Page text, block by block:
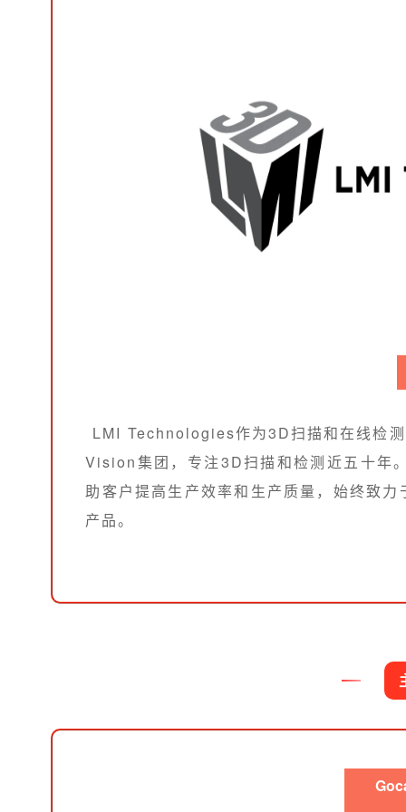
LMI Technologies作为3D扫描和在线检
Vision集团，专注3D扫描和检测近五十年
助客户提高生产效率和生产质量，始终致
产品。